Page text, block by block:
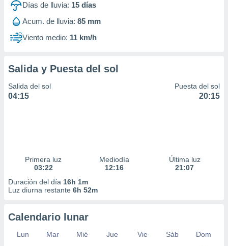
Días de lluvia: 15 días
Acum. de lluvia: 85 mm
Viento medio: 11 km/h
Salida y Puesta del sol
Salida del sol
04:15
Puesta del sol
20:15
Primera luz
03:22
Mediodía
12:16
Última luz
21:07
Duración del día 16h 1m
Luz diurna restante 6h 52m
Calendario lunar
Lun Mar Mié Jue Vie Sáb
Dom